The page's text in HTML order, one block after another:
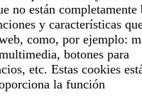
no están completamente
y características
como, por ejemplo:
botones para
etc. Estas cookies
la función